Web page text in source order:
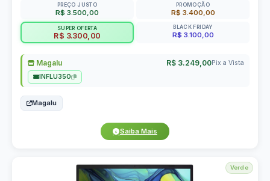
PREÇO JUSTO
R$ 3.500,00
PROMOÇÃO
R$ 3.400,00
SUPER OFERTA
R$ 3.300,00
BLACK FRIDAY
R$ 3.100,00
Magalu R$ 3.249,00Pix a Vista
INFLU350
Magalu
Saiba Mais
Verde